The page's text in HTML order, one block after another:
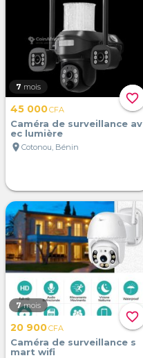
favorite_border
7 mois
45 000CFA
Caméra de surveillance av
ec lumière
location_on Cotonou, Bénin
favorite_border
7 mois
20 900CFA
Caméra de surveillance s
mart wifi